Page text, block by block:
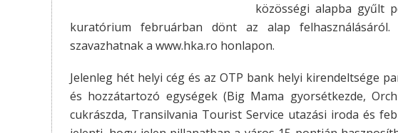
közösségi alapba gyűlt
kuratórium februárban dönt az alap
szavazhatnak a www.hka.ro honlapon.
Jelenleg hét helyi cég és az OTP bank helyi kirendeltsége
és hozzátartozó egységek (Big Mama gyorsétkezde,
cukrászda, Transilvania Tourist Service utazási iroda és